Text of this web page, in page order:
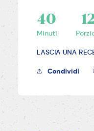
40
Minuti
LASCIA UNA
Condividi